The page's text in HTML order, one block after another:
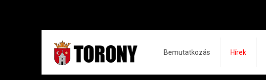
Bemutatkozás Hírek